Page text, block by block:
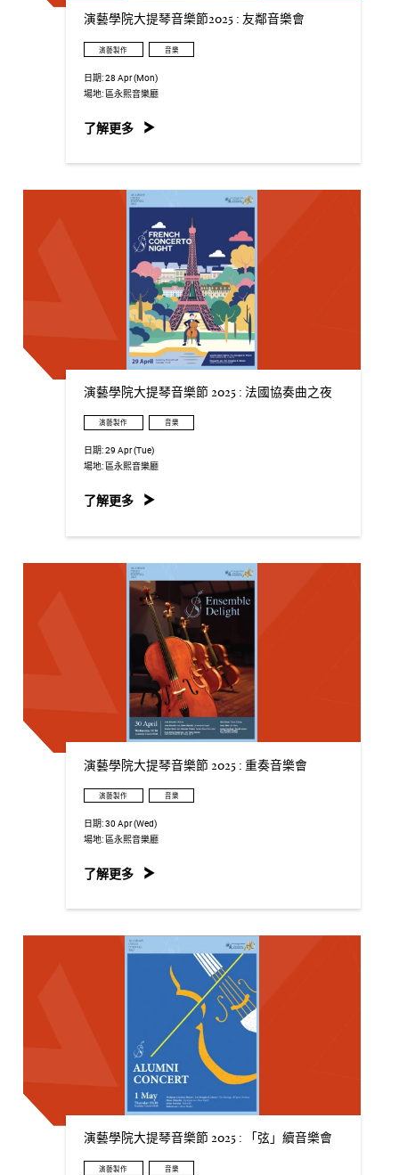
演藝學院大提琴音樂節2025 : 友鄰音樂會
演藝製作 音樂
日期:28 Apr (Mon)
場地:區永熙音樂廳
了解更多
演藝學院大提琴音樂節 2025 : 法國協奏曲之夜
演藝製作 音樂
日期:29 Apr (Tue)
場地:區永熙音樂廳
了解更多
演藝學院大提琴音樂節 2025 : 重奏音樂會
演藝製作 音樂
日期:30 Apr (Wed)
場地:區永熙音樂廳
了解更多
演藝學院大提琴音樂節 2025 : 「弦」續音樂會
演藝製作 音樂